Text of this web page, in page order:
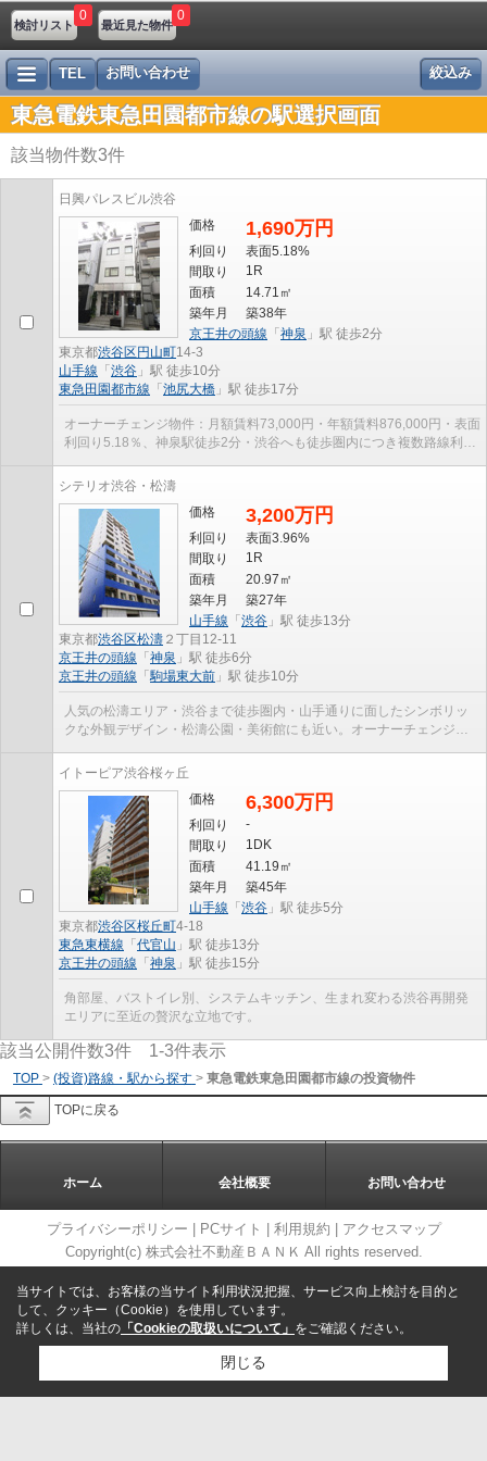
検討リスト
0
最近見た物件
0
絞込み
TEL お問い合わせ
東急電鉄東急田園都市線の駅選択画面
該当物件数3件
日興パレスビル渋谷
価格
1,690万円
利回り
表面5.18%
間取り
1R
面積
14.71㎡
築年月
築38年
東京都渋谷区 円山町14-3
京王井の頭線 「 神泉 」駅 徒歩2分
山手線 「 渋谷 」駅 徒歩10分
東急田園都市線 「 池尻大橋 」駅 徒歩17分
オーナーチェンジ物件：月額賃料73,000円・年額賃料876,000円・表面
利回り5.18％、神泉駅徒歩2分・渋谷へも徒歩圏内につき複数路線利用
シテリオ渋谷・松濤
価格
3,200万円
利回り
表面3.96%
間取り
1R
面積
20.97㎡
築年月
築27年
東京都渋谷区松濤 ２丁目12-11
山手線 「 渋谷 」駅 徒歩13分
京王井の頭線 「 神泉 」駅 徒歩6分
京王井の頭線 「駒場東大前 」駅 徒歩10分
人気の松濤エリア・渋谷まで徒歩圏内・山手通りに面したシンボリッ
クな外観デザイン・松濤公園・美術館にも近い。オーナーチェンジ物
イトーピア渋谷桜ヶ丘
価格
6,300万円
利回り
-
間取り
1DK
面積
41.19㎡
築年月
築45年
東京都渋谷区桜丘町4-18
山手線 「 渋谷 」駅 徒歩5分
東急東横線 「 代官山 」駅 徒歩13分
京王井の頭線 「 神泉 」駅 徒歩15分
角部屋、バストイレ別、システムキッチン、生まれ変わる渋谷再開発
エリアに至近の贅沢な立地です。
該当公開件数3件 1-3件表示
TOP > (投資)路線・駅から探す > 東急電鉄東急田園都市線の投資物件
TOPに戻る
ホーム 会社概要 お問い合わせ
プライバシーポリシー PCサイト 利用規約
アクセスマップ
Copyright(c) 株式会社不動産ＢＡＮＫ All rights reserved.
当サイトでは、お客様の当サイト利用状況把握、サービス向上検討を目的と
して、クッキー（Cookie）を使用しています。
詳しくは、当社の 「Cookieの取扱いについて」 をご確認ください。
閉じる